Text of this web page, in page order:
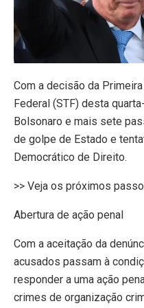
Com a decisão da
Federal (STF) desta
Bolsonaro e mais sete
de golpe de Estado e
Democrático de Direito.
>> Veja os próximos
Abertura de ação penal
Com a aceitação da
acusados passam à
responder a uma ação
crimes de organização